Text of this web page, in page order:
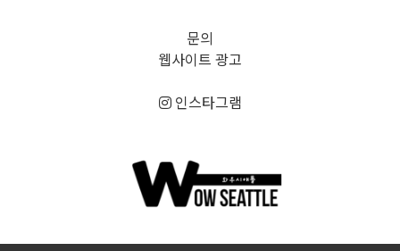
문의
웹사이트 광고
인스타그램